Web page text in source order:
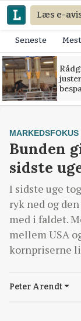
Læs e-
Seneste
MARKEDSFOKUS
Bunden
sidste
I sidste uge
ryk ned og
med i faldet.
mellem USA
kornpriserne
Peter Arendt